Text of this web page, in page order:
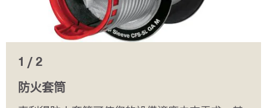
1 / 2
防火套筒